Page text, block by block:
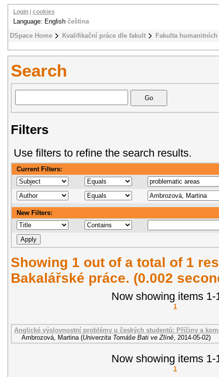
DSpace Home Kvalifikační práce dle fakult Fakulta
Login cookies
Language: English čeština
Search
Filters
Use filters to refine the search results.
Current Filters:
New Filters:
Showing 1 out of a total of 1
Bakalářské práce. (0.002
Now showing items 1-
1
Anglické výslovnostní problémy u českých studentů: Příčiny a
Ambrozová, Martina (Univerzita Tomáše Bati ve Zlíně, 2014-05-02)
Now showing items 1-
1